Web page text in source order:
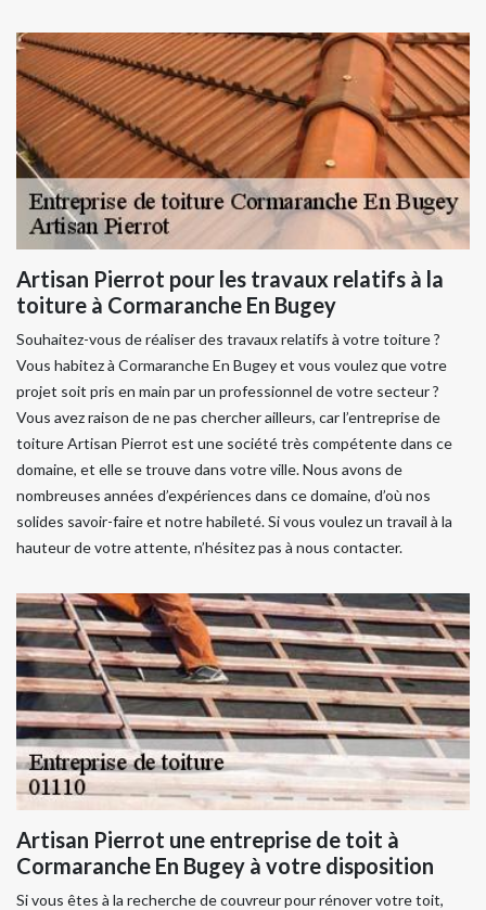
Artisan Pierrot pour les travaux relatifs à la
toiture à Cormaranche En Bugey
Souhaitez-vous de réaliser des travaux relatifs à votre toiture ?
Vous habitez à Cormaranche En Bugey et vous voulez que votre
projet soit pris en main par un professionnel de votre secteur ?
Vous avez raison de ne pas chercher ailleurs, car l’entreprise de
toiture Artisan Pierrot est une société très compétente dans ce
domaine, et elle se trouve dans votre ville. Nous avons de
nombreuses années d’expériences dans ce domaine, d’où nos
solides savoir-faire et notre habileté. Si vous voulez un travail à la
hauteur de votre attente, n’hésitez pas à nous contacter.
Artisan Pierrot une entreprise de toit à
Cormaranche En Bugey à votre disposition
Si vous êtes à la recherche de couvreur pour rénover votre toit,